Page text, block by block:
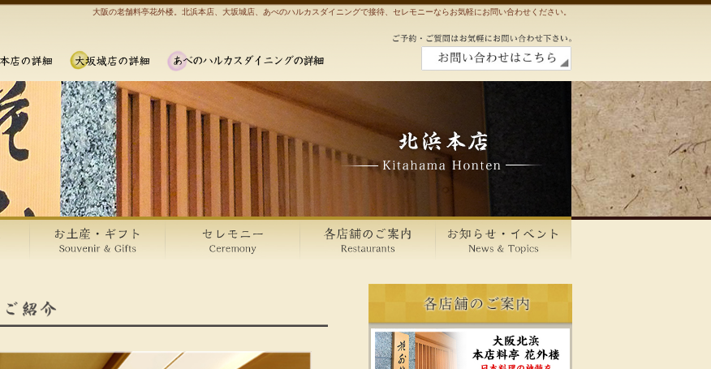
大阪の老舗料亭花外楼。北浜本店、大坂城店、あべのハルカスダイニングで接待、セレモニーならお気軽にお問い合わせください。